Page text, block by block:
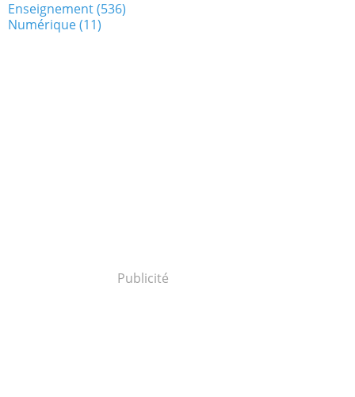
Enseignement(536)
Numérique(11)
Publicité